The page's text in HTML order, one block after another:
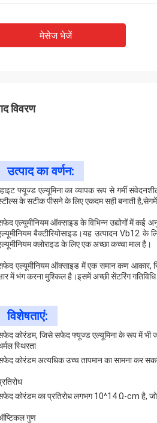
मेसेज भेजें
विवरण
उत्पाद का वर्णन:
फ्यूज्ड एल्यूमिना का व्यापक रूप से गर्मी
के सटीक पीसने के लिए एकदम सही बनाती
एल्यूमीनियम ऑक्साइड के विभिन्न उद्योगों में कई
बैक्टीरियोसाइड।यह उत्पादन Vb12
क्लोराइड के लिए एक अच्छा कच्चा माल है।
एल्यूमीनियम ऑक्साइड में एक समान कण आकार,
में भंग करना मुश्किल है।इसमें अच्छी सेंटरिंग
विशेषताएं:
कोरंडम, जिसे सफेद फ्यूज्ड एल्यूमिना के रूप में भी
स्थिरता
कोरंडम अत्यधिक उच्च तापमान का सामना कर
कोरंडम का प्रतिरोध लगभग 10^14 Ω-cm है, जो
गुण